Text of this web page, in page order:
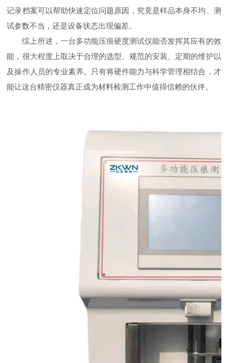
记录档案可以帮助快速定位问题原因，究竟是样品本身不均、测
试参数不当，还是设备状态出现偏差。
综上所述，一台多功能压痕硬度测试仪能否发挥其应有的效
能，很大程度上取决于合理的选型、规范的安装、定期的维护以
及操作人员的专业素养。只有将硬件能力与科学管理相结合，才
能让这台精密仪器真正成为材料检测工作中值得信赖的伙伴。